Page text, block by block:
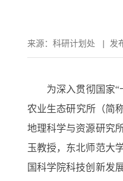
来源： 科研计划处 | 发
为深入贯彻国家
农业生态研究所（简
地理科学与资源研究
玉教授，东北师范大
国科学院科技创新发